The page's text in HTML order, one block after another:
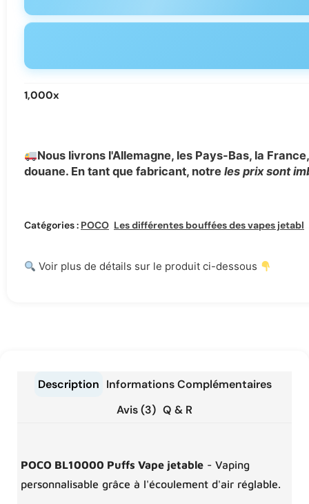
1,000x
Nous livrons l'Allemagne, les Pays-Bas, la
douane. En tant que fabricant, notre les prix sont
Catégories : POCO Les différentes bouffées des vapes jetables
Voir plus de détails sur le produit ci-dessous
Description Informations Complémentaires
Avis (3) Q & R
POCO BL10000 Puffs Vape jetable - Vaping
personnalisable grâce à l'écoulement d'air réglable.